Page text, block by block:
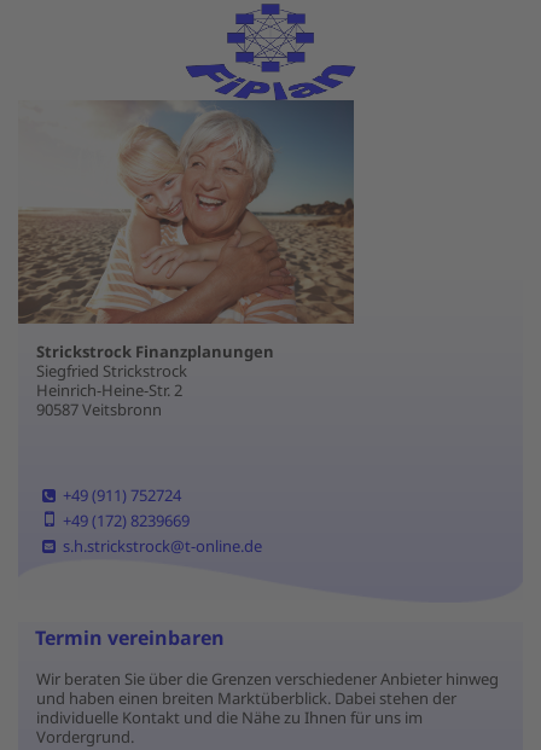
Strickstrock Finanzplanungen
Siegfried Strickstrock
Heinrich-Heine-Str. 2
90587 Veitsbronn
+49 (911) 752724
+49 (172) 8239669
s.h.strickstrock@t-online.de
Termin vereinbaren
Wir beraten Sie über die Grenzen verschiedener Anbieter hinweg
und haben einen breiten Marktüberblick. Dabei stehen der
individuelle Kontakt und die Nähe zu Ihnen für uns im
Vordergrund.